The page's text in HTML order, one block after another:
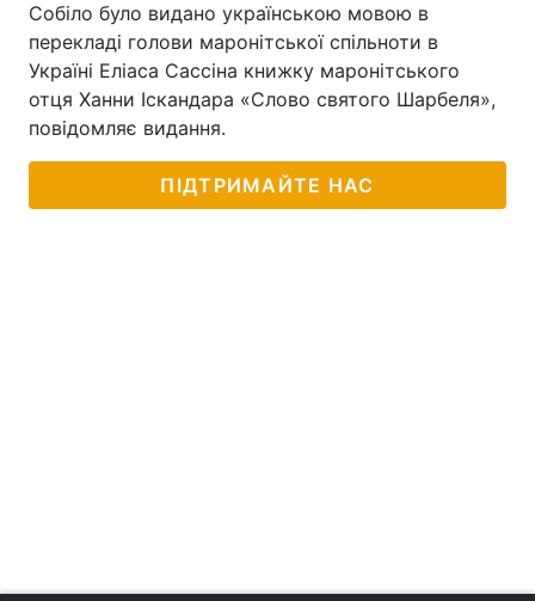
Собіло було видано українською мовою в
перекладі голови маронітської спільноти в
Україні Еліаса Сассіна книжку маронітського
отця Ханни Іскандара «Слово святого Шарбеля»,
повідомляє видання.
ПІДТРИМАЙТЕ НАС